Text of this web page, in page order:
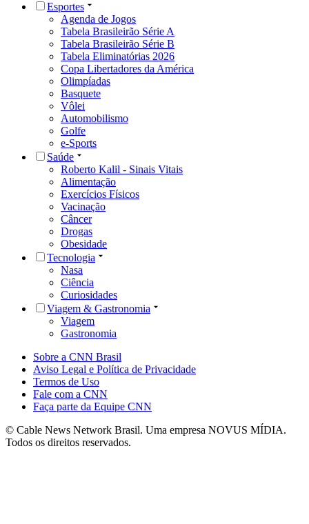
Esportes
Agenda de Jogos
Tabela Brasileirão Série A
Tabela Brasileirão Série B
Tabela Eliminatórias 2026
Copa Libertadores da América
Olimpíadas
Basquete
Vôlei
Automobilismo
Golfe
e-Sports
Saúde
Roberto Kalil - Sinais Vitais
Alimentação
Exercícios Físicos
Vacinação
Câncer
Drogas
Obesidade
Tecnologia
Nasa
Ciência
Curiosidades
Viagem & Gastronomia
Viagem
Gastronomia
Sobre a CNN Brasil
Aviso Legal e Política de Privacidade
Termos de Uso
Fale com a CNN
Faça parte da Equipe CNN
© Cable News Network Brasil. Uma empresa NOVUS MÍDIA.
Todos os direitos reservados.